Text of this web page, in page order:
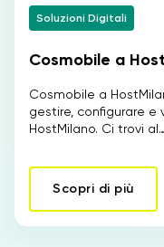
Soluzioni Digitali
Cosmobile a
Cosmobile a
gestire, configurare
HostMilano. Ci trovi al…
Scopri di più